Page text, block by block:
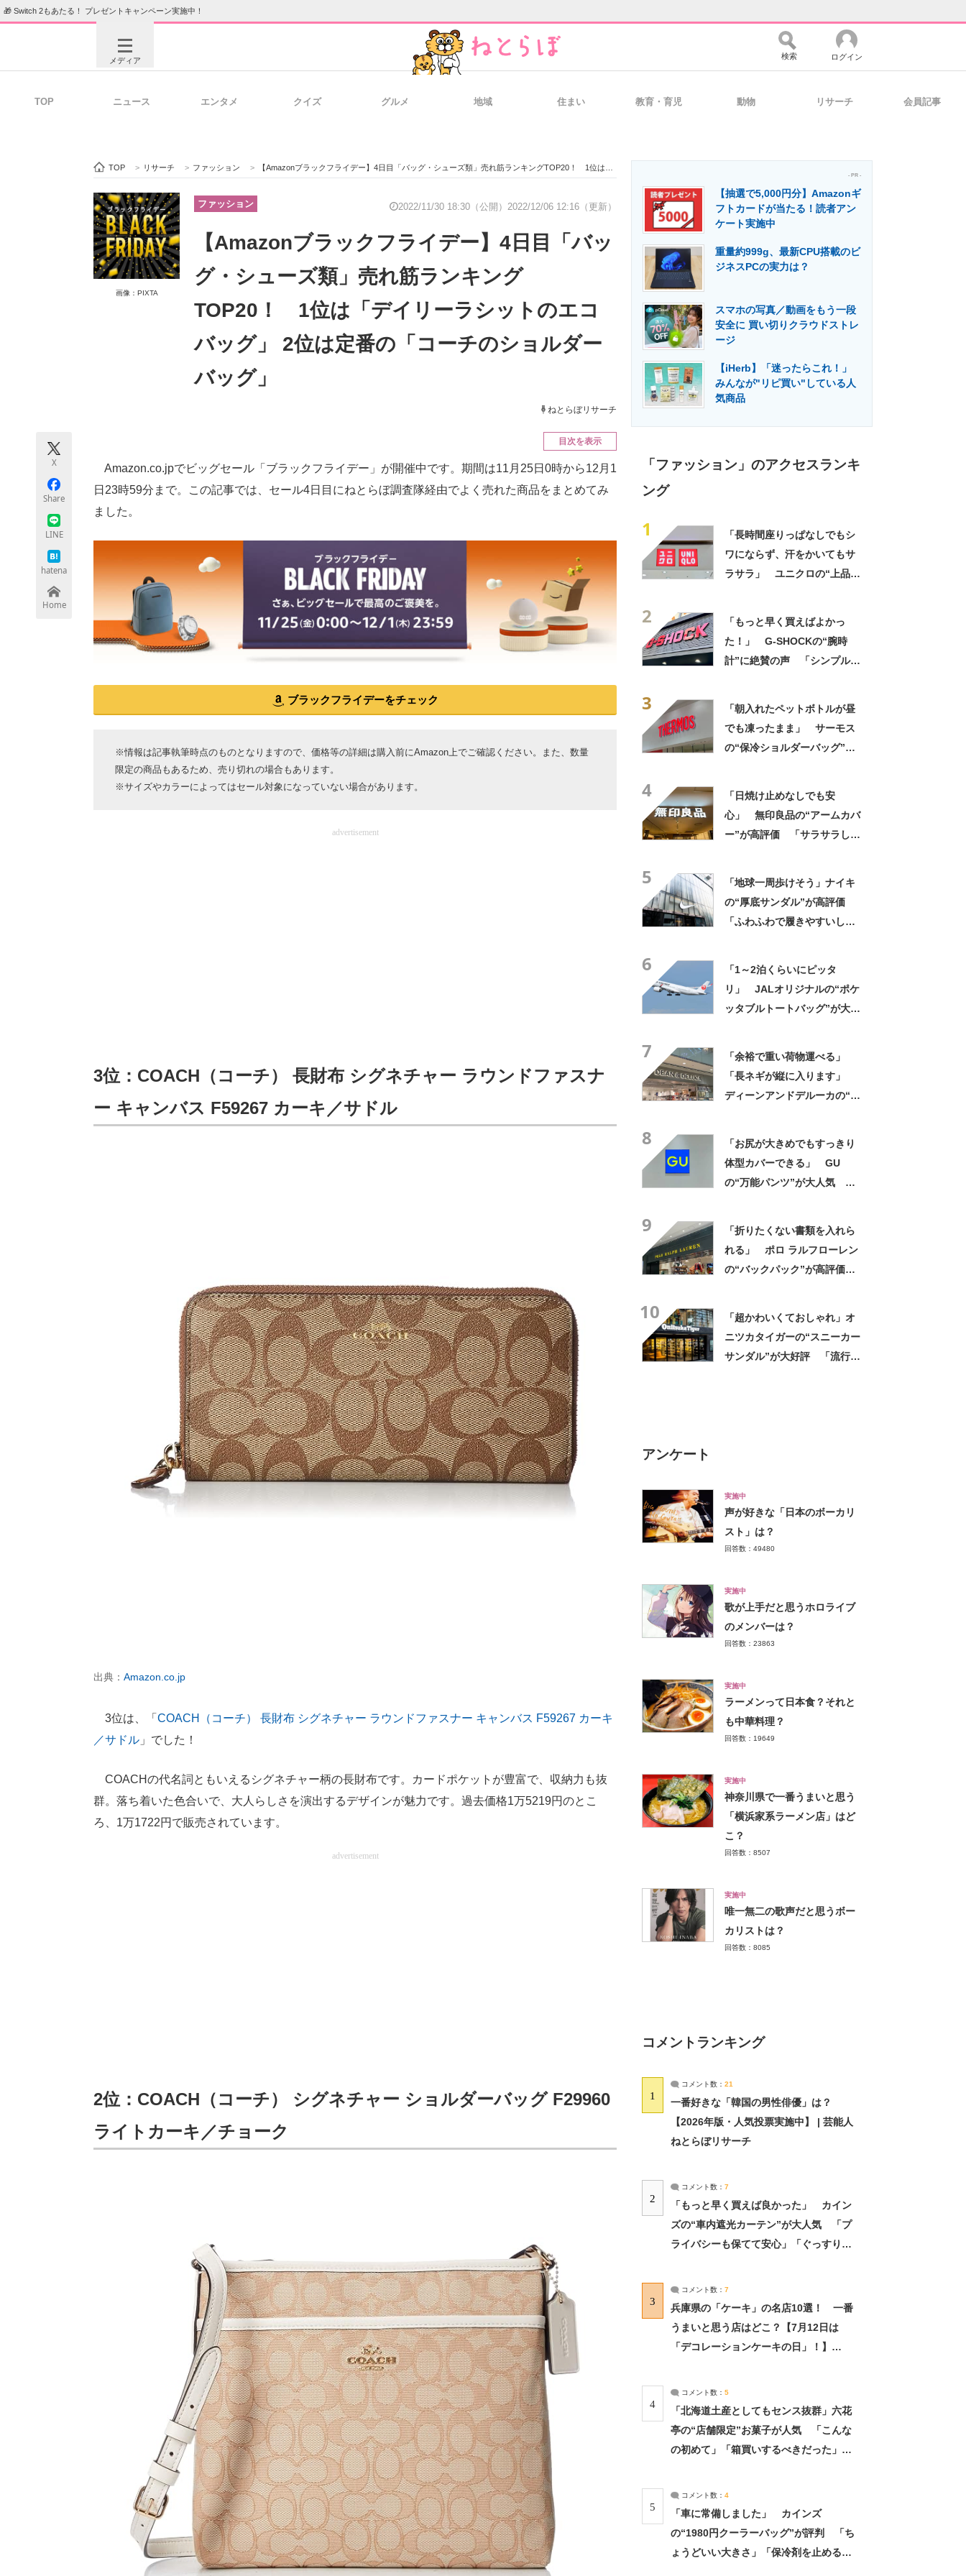
🎁 Switch 2もあたる！ プレゼントキャンペーン実施中！
メディア
ビジネスと働き方のヒント 経営リーダーのコミュニティ マーケ×ITの今がよく分かる
ITエンジニア向け専門サイト 企業向けIT製品の総合サイト 製造業のIT導入・活用を支援
エレクトロニクス専門サイト エネルギーの専門メディア 建設×テクノロジーの最前線
検索 ログイン
TOP ニュース エンタメ クイズ グルメ 地域 住まい 教育・育児 動物 リサーチ 会員記事
TOP > リサーチ > ファッション > 【Amazonブラックフライデー】4日目「バッグ・シューズ類」売れ筋ランキングTOP20！ 1位は「デイリーラシットのエコバッグ」 2位は定番の「コーチのショルダーバッグ」
画像：PIXTA
ファッション 2022/11/30 18:30（公開） 2022/12/06 12:16（更新）
【Amazonブラックフライデー】4日目「バッ
グ・シューズ類」売れ筋ランキング
TOP20！ 1位は「デイリーラシットのエコ
バッグ」 2位は定番の「コーチのショルダー
バッグ」
ねとらぼリサーチ
X
Share
LINE
hatena
Home
目次を表示
Amazon.co.jpでビッグセール「ブラックフライデー」が開催中です。期間は11月25日0時から12月1
日23時59分まで。この記事では、セール4日目にねとらぼ調査隊経由でよく売れた商品をまとめてみ
ました。
ブラックフライデーをチェック
※情報は記事執筆時点のものとなりますので、価格等の詳細は購入前にAmazon上でご確認ください。また、数量
限定の商品もあるため、売り切れの場合もあります。
※サイズやカラーによってはセール対象になっていない場合があります。
advertisement
3位：COACH（コーチ） 長財布 シグネチャー ラウンドファスナ
ー キャンバス F59267 カーキ／サドル
出典： Amazon.co.jp
3位は、「 COACH（コーチ） 長財布 シグネチャー ラウンドファスナー キャンバス F59267 カーキ
／サドル 」でした！
COACHの代名詞ともいえるシグネチャー柄の長財布です。カードポケットが豊富で、収納力も抜
群。落ち着いた色合いで、大人らしさを演出するデザインが魅力です。過去価格1万5219円のとこ
ろ、1万1722円で販売されています。
advertisement
2位：COACH（コーチ） シグネチャー ショルダーバッグ F29960
ライトカーキ／チョーク
- PR -
【抽選で5,000円分】Amazonギ
フトカードが当たる！読者アン
ケート実施中
重量約999g、最新CPU搭載のビ
ジネスPCの実力は？
スマホの写真／動画をもう一段
安全に 買い切りクラウドストレ
ージ
【iHerb】「迷ったらこれ！」
みんなが"リピ買い"している人
気商品
「ファッション」のアクセスランキ
ング
1
「長時間座りっぱなしでもシ
ワにならず、汗をかいてもサ
ラサラ」 ユニクロの“上品ワ
2
「もっと早く買えばよかっ
た！」 G-SHOCKの“腕時
計”に絶賛の声 「シンプルで
3
「朝入れたペットボトルが昼
でも凍ったまま」 サーモス
の“保冷ショルダーバッグ”が
4
「日焼け止めなしでも安
心」 無印良品の“アームカバ
ー”が高評価 「サラサラして
5
「地球一周歩けそう」ナイキ
の“厚底サンダル”が高評価
「ふわふわで履きやすいし疲
6
「1～2泊くらいにピッタ
リ」 JALオリジナルの“ポケ
ッタブルトートバッグ”が大好
7
「余裕で重い荷物運べる」
「長ネギが縦に入ります」
ディーンアンドデルーカの“折
8
「お尻が大きめでもすっきり
体型カバーできる」 GU
の“万能パンツ”が大人気
9
「折りたくない書類を入れら
れる」 ポロ ラルフローレン
の“バックパック”が高評価
10
「超かわいくておしゃれ」オ
ニツカタイガーの“スニーカー
サンダル”が大好評 「流行り
アンケート
実施中
声が好きな「日本のボーカリ
スト」は？
回答数：49480
実施中
歌が上手だと思うホロライブ
のメンバーは？
回答数：23863
実施中
ラーメンって日本食？それと
も中華料理？
回答数：19649
実施中
神奈川県で一番うまいと思う
「横浜家系ラーメン店」はど
こ？
回答数：8507
実施中
唯一無二の歌声だと思うボー
カリストは？
回答数：8085
コメントランキング
1
コメント数： 21
一番好きな「韓国の男性俳優」は？
【2026年版・人気投票実施中】 | 芸能人
ねとらぼリサーチ
2
コメント数： 7
「もっと早く買えば良かった」 カイン
ズの“車内遮光カーテン”が大人気 「プ
ライバシーも保てて安心」「ぐっすり眠
3
コメント数： 7
兵庫県の「ケーキ」の名店10選！ 一番
うまいと思う店はどこ？【7月12日は
「デコレーションケーキの日」！】
4
コメント数： 5
「北海道土産としてもセンス抜群」六花
亭の“店舗限定”お菓子が人気 「こんな
の初めて」「箱買いするべきだった」
5
コメント数： 4
「車に常備しました」 カインズ
の“1980円クーラーバッグ”が評判 「ち
ょうどいい大きさ」「保冷剤を止めるベ